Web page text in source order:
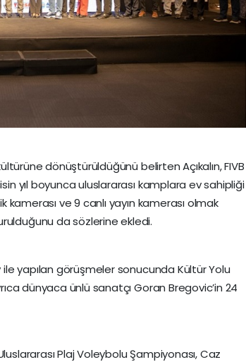
dönüştürüldüğünü belirten Açıkalın, FIVB
yıl boyunca uluslararası kamplara ev sahipliği
kamerası ve 9 canlı yayın kamerası olmak
da sözlerine ekledi.
ile yapılan görüşmeler sonucunda Kültür Yolu
dünyaca ünlü sanatçı Goran Bregovic’in 24
Plaj Voleybolu Şampiyonası, Caz